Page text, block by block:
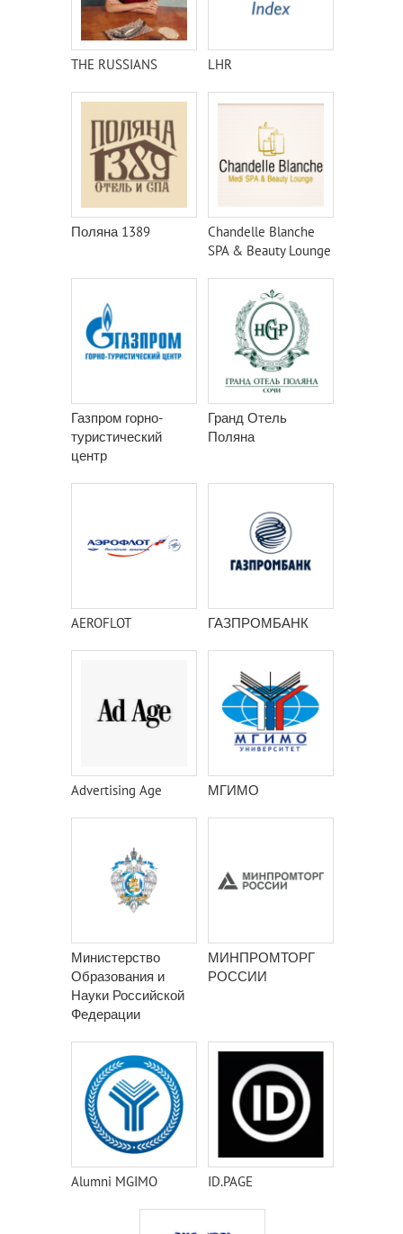
THE RUSSIANS LHR
Поляна 1389
Chandelle Blanche
SPA & Beauty Lounge
Газпром горно-
туристический
центр
Гранд Отель
Поляна
AEROFLOT ГАЗПРОМБАНК
Advertising Age МГИМО
Министерство
Образования и
Науки Российской
Федерации
МИНПРОМТОРГ
РОССИИ
Alumni MGIMO ID.PAGE